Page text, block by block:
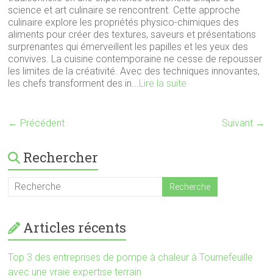
science et art culinaire se rencontrent. Cette approche
culinaire explore les propriétés physico-chimiques des
aliments pour créer des textures, saveurs et présentations
surprenantes qui émerveillent les papilles et les yeux des
convives. La cuisine contemporaine ne cesse de repousser
les limites de la créativité. Avec des techniques innovantes,
les chefs transforment des in... Lire la suite
← Précédent Suivant →
Rechercher
Articles récents
Top 3 des entreprises de pompe à chaleur à Tournefeuille
avec une vraie expertise terrain